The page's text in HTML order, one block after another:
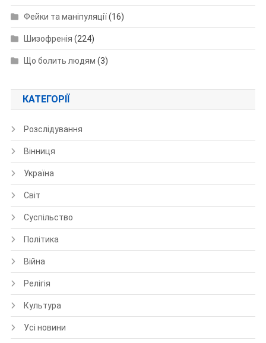
Фейки та маніпуляції(16)
Шизофренія (224)
Що болить людям (3)
КАТЕГОРІЇ
Розслідування
Вінниця
Україна
Світ
Суспільство
Політика
Війна
Релігія
Культура
Усі новини